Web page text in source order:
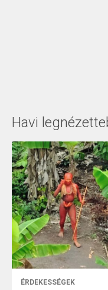
Havi
ÉRDEKESSÉGEK